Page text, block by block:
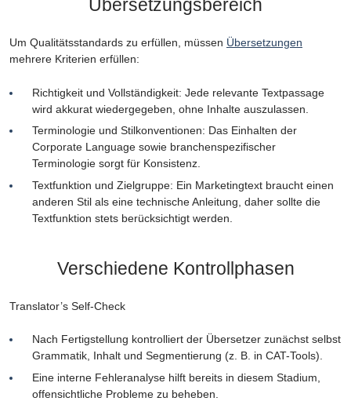
Übersetzungsbereich
Um Qualitätsstandards zu erfüllen, müssen Übersetzungen
mehrere Kriterien erfüllen:
Richtigkeit und Vollständigkeit: Jede relevante Textpassage
wird akkurat wiedergegeben, ohne Inhalte auszulassen.
Terminologie und Stilkonventionen: Das Einhalten der
Corporate Language sowie branchenspezifischer
Terminologie sorgt für Konsistenz.
Textfunktion und Zielgruppe: Ein Marketingtext braucht einen
anderen Stil als eine technische Anleitung, daher sollte die
Textfunktion stets berücksichtigt werden.
Verschiedene Kontrollphasen
Translator’s Self-Check
Nach Fertigstellung kontrolliert der Übersetzer zunächst selbst
Grammatik, Inhalt und Segmentierung (z. B. in CAT-Tools).
Eine interne Fehleranalyse hilft bereits in diesem Stadium,
offensichtliche Probleme zu beheben.